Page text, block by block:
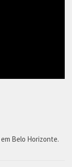
Belo Horizonte.